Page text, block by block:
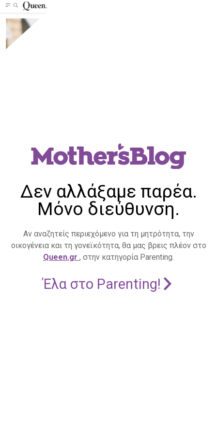
Δεν αλλάξαμε παρέα.
Μόνο διεύθυνση.
Αν αναζητείς περιεχόμενο για τη μητρότητα, την
οικογένεια και τη γονεϊκότητα, θα μας βρεις πλέον στο
Queen.gr , στην κατηγορία Parenting.
Έλα στο Parenting!